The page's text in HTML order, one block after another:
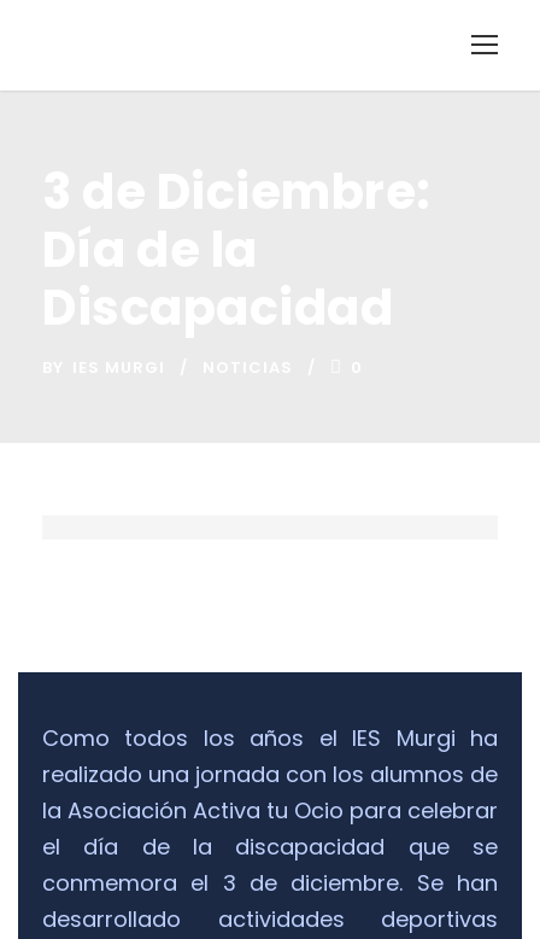
Como todos los años el IES Murgi ha
realizado una jornada con los alumnos de
la Asociación Activa tu Ocio para celebrar
el día de la discapacidad que se
conmemora el 3 de diciembre. Se han
desarrollado actividades deportivas